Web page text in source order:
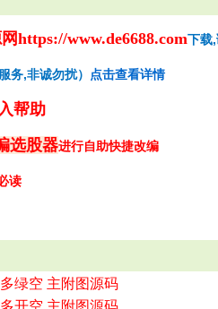
https://www.de6688.com下载
务,非诚勿扰） 点击查看详情
帮助
选股器进行自助快捷改编
读
绿空 主附图源码
开空 主附图源码